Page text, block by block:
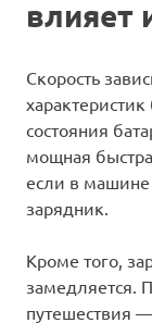
влияет
Скорость
характеристик
состояния
мощная
если в машине
зарядник.
Кроме того,
замедляется.
путешествия —